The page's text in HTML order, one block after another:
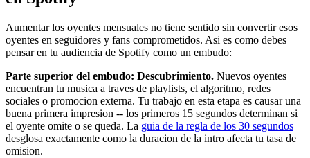
Aumentar los oyentes mensuales no tiene sentido sin convertir esos
oyentes en seguidores y fans comprometidos. Asi es como debes
pensar en tu audiencia de Spotify como un embudo:
Parte superior del embudo: Descubrimiento. Nuevos oyentes
encuentran tu musica a traves de playlists, el algoritmo, redes
sociales o promocion externa. Tu trabajo en esta etapa es causar una
buena primera impresion -- los primeros 15 segundos determinan si
el oyente omite o se queda. La guia de la regla de los 30 segundos
desglosa exactamente como la duracion de la intro afecta tu tasa de
omision.